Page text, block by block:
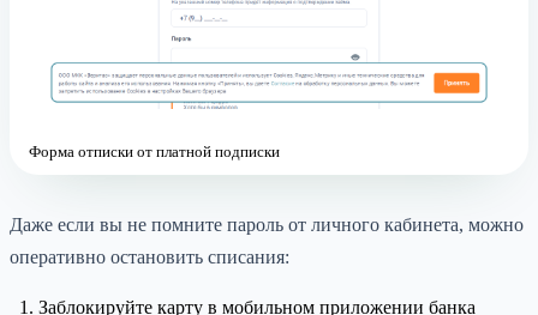
Форма отписки от платной подписки
Даже если вы не помните пароль от личного кабинета, можно
оперативно остановить списания:
Заблокируйте карту в мобильном приложении банка